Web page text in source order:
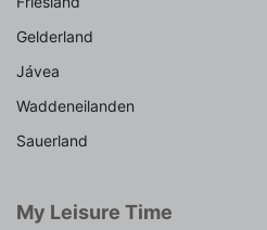
Gelderland
Jávea
Waddeneilanden
Sauerland
My Leisure Time